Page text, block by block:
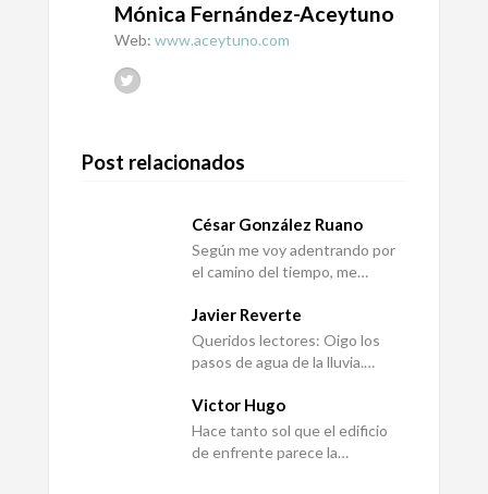
Mónica Fernández-Aceytuno
Web: www.aceytuno.com
Post relacionados
César González Ruano
Según me voy adentrando por
el camino del tiempo, me…
Javier Reverte
Queridos lectores: Oigo los
pasos de agua de la lluvia.…
Victor Hugo
Hace tanto sol que el edificio
de enfrente parece la…